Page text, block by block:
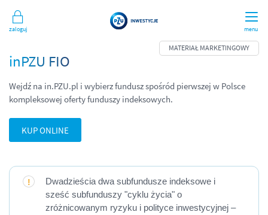
menu
Zaloguj
inPZU FIO
Wejdź na in.PZU.pl i wybierz fundusz spośród pierwszej w Polsce
kompleksowej oferty funduszy indeksowych.
KUP ONLINE
Dwadzieścia dwa subfundusze indeksowe i
sześć subfunduszy "cyklu życia" o
zróżnicowanym ryzyku i polityce inwestycyjnej –